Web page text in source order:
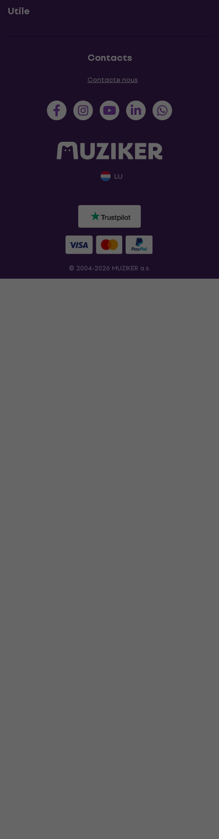
Utile
Contacts
Contacte nous
LU
© 2004-2026 MUZIKER a.s.